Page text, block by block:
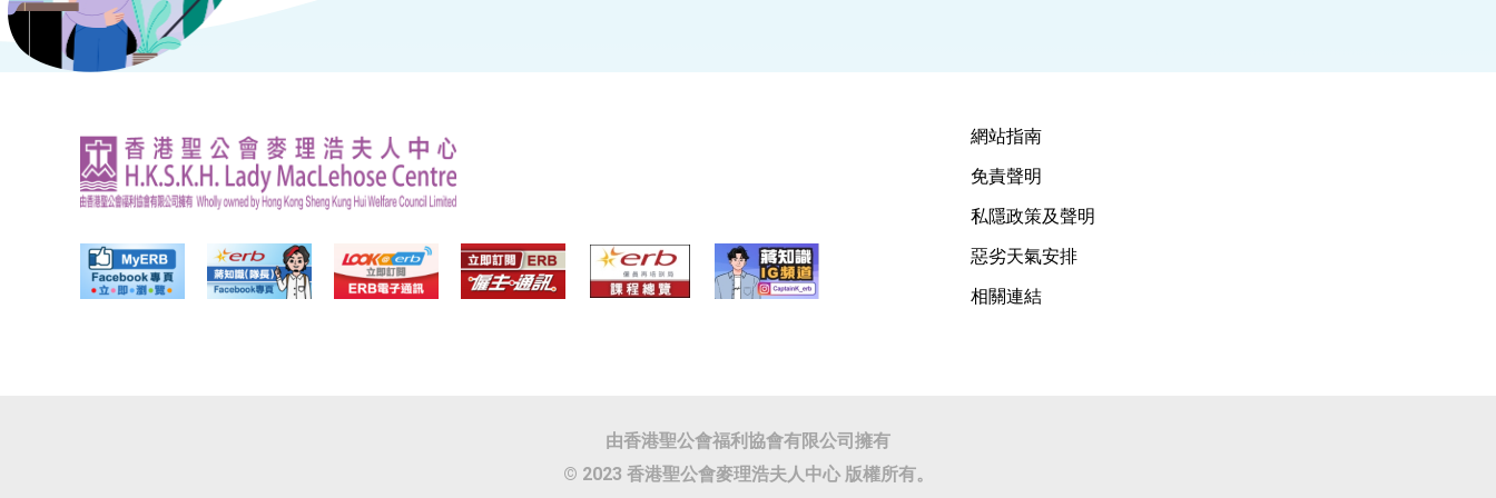
網站指南
免責聲明
私隱政策及聲明
惡劣天氣安排
相關連結
由香港聖公會福利協會有限公司擁有
© 2023 香港聖公會麥理浩夫人中心 版權所有。